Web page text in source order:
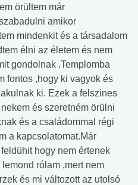
örültem már
amikor
mindenkit és a társadalom
élni az életem és nem
gondolnak .Templomba
fontos ,hogy ki vagyok és
ki. Ezek a felszines
és szeretném örülni
és a családommal régi
a kapcsolatomat.Már
hogy nem értenek
rólam ,mert nem
és mi változott az utolsó